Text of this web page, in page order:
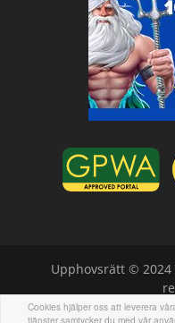
Cookies hjälper oss att leverera
tjänster samtycker du med vår
Upphovsrätt ©